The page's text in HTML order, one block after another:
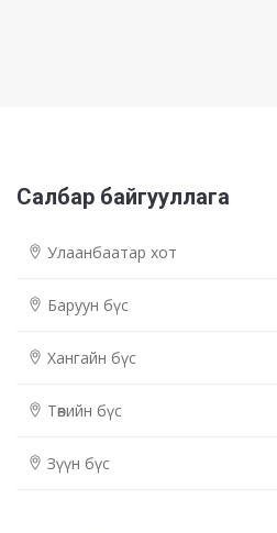
Салбар байгууллага
Улаанбаатар хот
Баруун бүс
Хангайн бүс
Төвийн бүс
Зүүн бүс